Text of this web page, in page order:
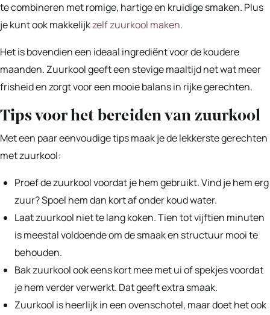
te combineren met romige, hartige en kruidige smaken. Plus
je kunt ook makkelijkzelf zuurkool maken.
Het is bovendien een ideaal ingrediënt voor de koudere
maanden. Zuurkool geeft een stevige maaltijd net wat meer
frisheid en zorgt voor een mooie balans in rijke gerechten.
Tips voor het bereiden van zuurkool
Met een paar eenvoudige tips maak je de lekkerste gerechten
met zuurkool:
Proef de zuurkool voordat je hem gebruikt. Vind je hem erg
zuur? Spoel hem dan kort af onder koud water.
Laat zuurkool niet te lang koken. Tien tot vijftien minuten
is meestal voldoende om de smaak en structuur mooi te
behouden.
Bak zuurkool ook eens kort mee met ui of spekjes voordat
je hem verder verwerkt. Dat geeft extra smaak.
Zuurkool is heerlijk in een ovenschotel, maar doet het ook